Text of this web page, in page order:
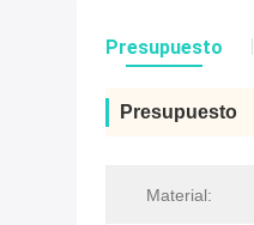
Presupuesto
Presupuesto
Material: